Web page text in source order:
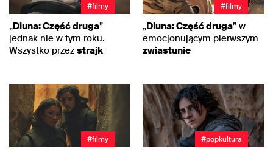
#filmy
„Diuna: Część druga”
jednak nie w tym roku.
Wszystko przez strajk
#filmy
„Diuna: Część druga” w
emocjonującym pierwszym
zwiastunie
#filmy #popkultura